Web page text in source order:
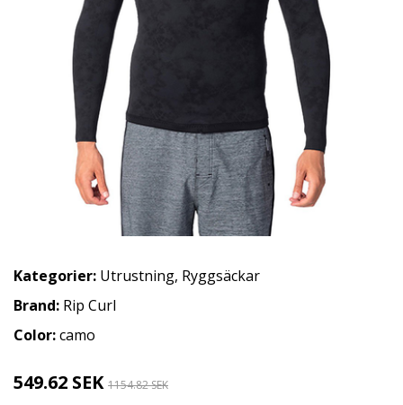
Kategorier: Utrustning, Ryggsäckar
Brand: Rip Curl
Color:camo
549.62 SEK 1154.82 SEK